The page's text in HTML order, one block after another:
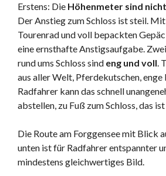
Erstens: Die Höhenmeter sind
Der Anstieg zum Schloss ist steil.
Tourenrad und voll bepackten
eine ernsthafte Anstigsaufgabe.
rund ums Schloss sind eng und voll.
aus aller Welt, Pferdekutschen,
Radfahrer kann das schnell
abstellen, zu Fuß zum Schloss, das
Die Route am Forggensee mit Blick
unten ist für Radfahrer entspannter
mindestens gleichwertiges Bild.